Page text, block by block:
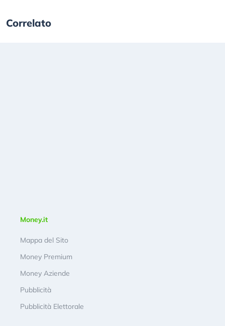
Correlato
Money.it
Mappa del Sito
Money Premium
Money Aziende
Pubblicità
Pubblicità Elettorale